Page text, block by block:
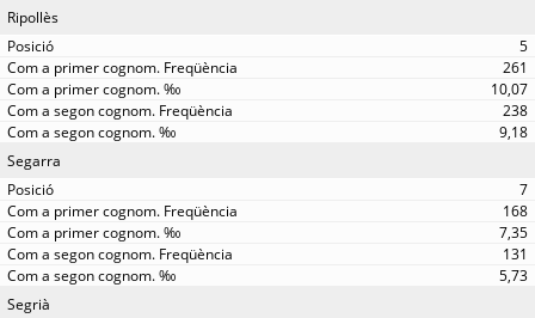
Ripollès
5
261
10,07
238
9,18
Segarra
7
168
7,35
131
5,73
Segrià